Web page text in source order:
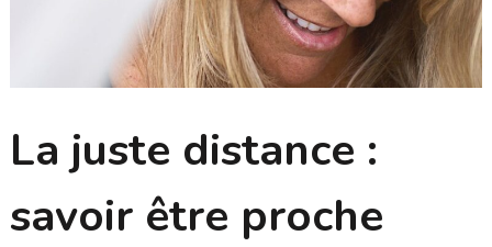
La juste distance :
savoir être proche